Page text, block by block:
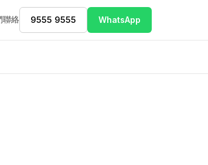
聯絡 9555 9555 WhatsApp